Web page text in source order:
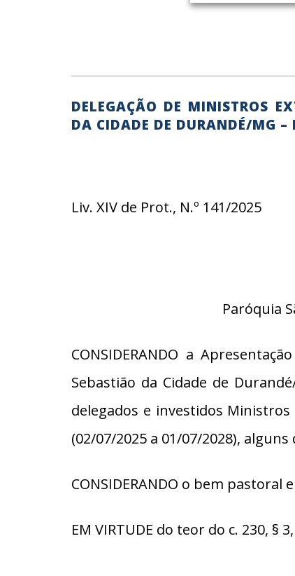
DELEGAÇÃO DE MINISTROS
DA CIDADE DE DURANDÉ/MG
Liv. XIV de Prot., N.º 141/2025
Paróquia
CONSIDERANDO a
Sebastião da Cidade de
delegados e investidos
(02/07/2025 a 01/07/2028),
CONSIDERANDO o bem
EM VIRTUDE do teor do c. 230, § 3,